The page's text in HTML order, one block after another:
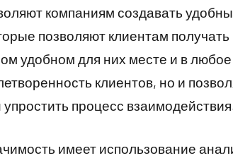
компаниям создавать
позволяют клиентам
удобном для них месте и в
клиентов, но и
процесс
имеет использование